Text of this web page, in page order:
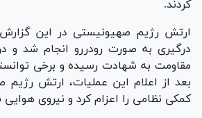
کردند.
ارتش رژیم صهیونیستی در این
درگیری به صورت رودررو انجام شد و
مقاومت به شهادت رسیده و برخی
بعد از اعلام این عملیات، ارتش رژیم
کمکی نظامی را اعزام کرد و نیروی هوایی